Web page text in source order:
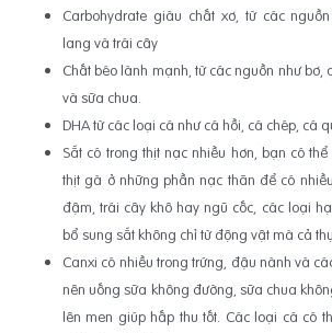
Carbohydrate giàu chất xơ, từ các
lang và trái cây
Chất béo lành mạnh, từ các nguồn như bơ,
và sữa chua.
DHA từ các loại cá như cá hồi, cá chép, cá
Sắt có trong thịt nạc nhiều hơn, bạn có
thịt gà ở những phần nạc thăn để có
đậm, trái cây khô hay ngũ cốc, các loại
bổ sung sắt không chỉ từ động vật mà cả
Canxi có nhiều trong trứng, đậu nành và
nên uống sữa không đường, sữa chua
lên men giúp hấp thu tốt. Các loại cá có